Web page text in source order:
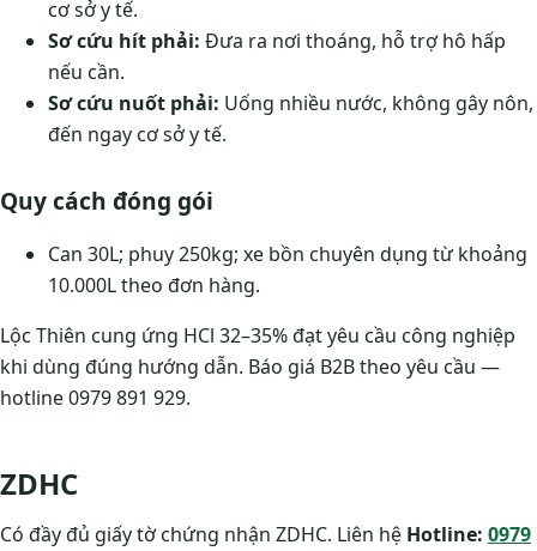
cơ sở y tế.
Sơ cứu hít phải: Đưa ra nơi thoáng, hỗ trợ hô hấp
nếu cần.
Sơ cứu nuốt phải: Uống nhiều nước, không gây nôn,
đến ngay cơ sở y tế.
Quy cách đóng gói
Can 30L; phuy 250kg; xe bồn chuyên dụng từ khoảng
10.000L theo đơn hàng.
Lộc Thiên cung ứng HCl 32–35% đạt yêu cầu công nghiệp
khi dùng đúng hướng dẫn. Báo giá B2B theo yêu cầu —
hotline 0979 891 929.
ZDHC
Có đầy đủ giấy tờ chứng nhận ZDHC. Liên hệ Hotline: 0979